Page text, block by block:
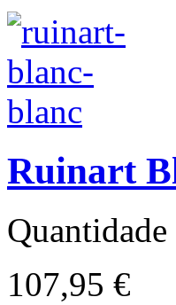
Ruinart
107,95 €